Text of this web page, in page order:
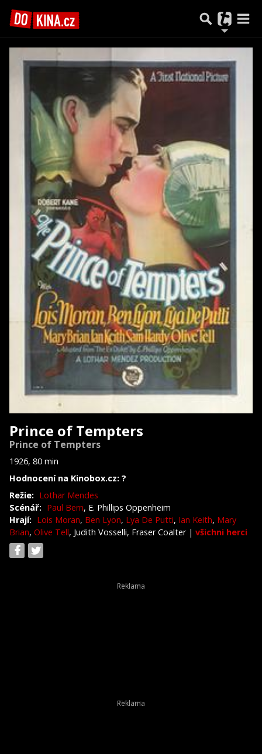
Prince of Tempters
Prince of Tempters
1926, 80 min
Hodnocení na Kinobox.cz: ?
Režie: Lothar Mendes
Scénář: Paul Bern, E. Phillips Oppenheim
Hrají: Lois Moran, Ben Lyon, Lya De Putti, Ian Keith, Mary
Brian, Olive Tell, Judith Vosselli, Fraser Coalter | všichni herci